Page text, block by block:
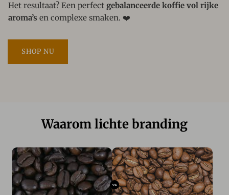
Het resultaat? Een perfect gebalanceerde koffie vol rijke
aroma’s en complexe smaken. ❤️
SHOP NU
Waarom lichte branding